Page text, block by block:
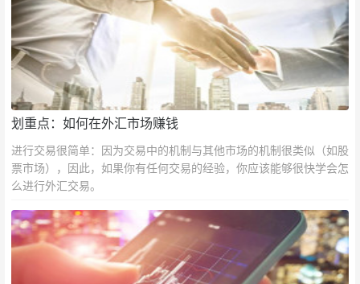
划重点：如何在外汇市场赚钱
进行交易很简单：因为交易中的机制与其他市场的机制很类似（如股
票市场），因此，如果你有任何交易的经验，你应该能够很快学会怎
么进行外汇交易。